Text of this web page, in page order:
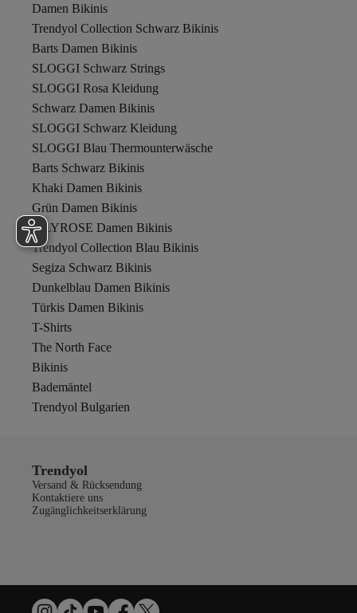
Damen Bikinis
Trendyol Collection Schwarz Bikinis
Barts Damen Bikinis
SLOGGI Schwarz Strings
SLOGGI Rosa Kleidung
Schwarz Damen Bikinis
SLOGGI Schwarz Kleidung
SLOGGI Blau Thermounterwäsche
Barts Schwarz Bikinis
Khaki Damen Bikinis
Grün Damen Bikinis
LILYROSE Damen Bikinis
Trendyol Collection Blau Bikinis
Segiza Schwarz Bikinis
Dunkelblau Damen Bikinis
Türkis Damen Bikinis
T-Shirts
The North Face
Bikinis
Bademäntel
Trendyol Bulgarien
Trendyol
Versand & Rücksendung
Kontaktiere uns
Zugänglichkeitserklärung